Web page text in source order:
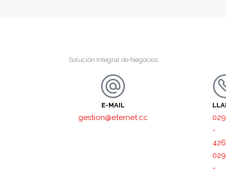
Solución Integral de Negocios
E-MAIL
gestion@eternet.cc
-
-